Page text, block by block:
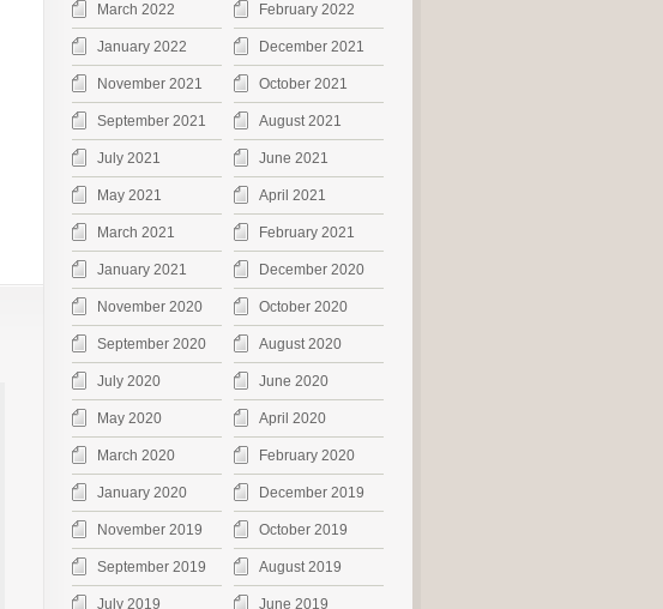
March 2022 February 2022
January 2022 December 2021
November 2021 October 2021
September 2021 August 2021
July 2021 June 2021
May 2021 April 2021
March 2021 February 2021
January 2021 December 2020
November 2020 October 2020
September 2020 August 2020
July 2020 June 2020
May 2020 April 2020
March 2020 February 2020
January 2020 December 2019
November 2019 October 2019
September 2019 August 2019
July 2019 June 2019